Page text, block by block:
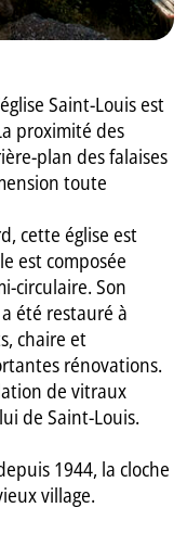
Saint-Louis est
proximité des
plan des falaises
toute
cette église est
est composée
circulaire. Son
été restauré à
chaire et
rénovations.
de vitraux
de Saint-Louis.
1944, la cloche
village.